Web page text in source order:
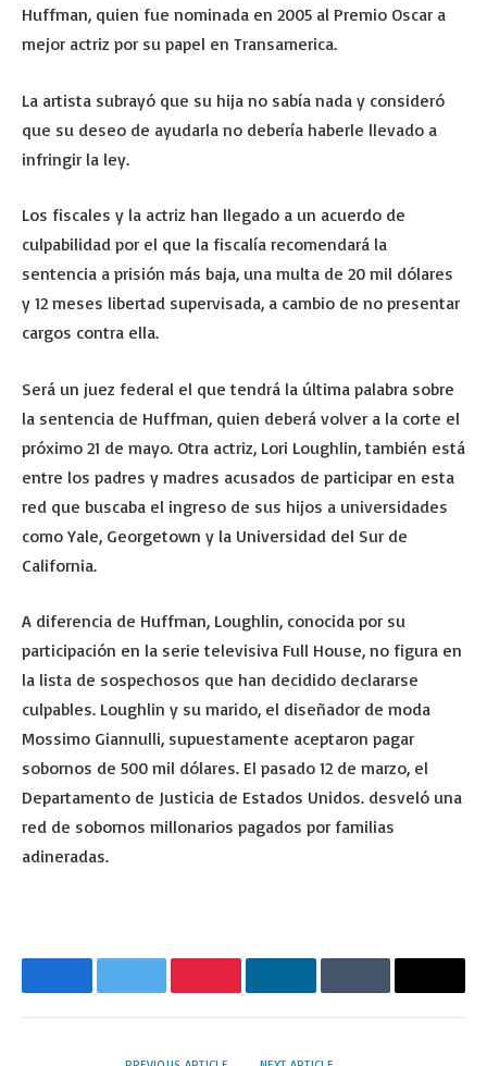
Huffman, quien fue nominada en 2005 al Premio Oscar a
mejor actriz por su papel en Transamerica.
La artista subrayó que su hija no sabía nada y consideró
que su deseo de ayudarla no debería haberle llevado a
infringir la ley.
Los fiscales y la actriz han llegado a un acuerdo de
culpabilidad por el que la fiscalía recomendará la
sentencia a prisión más baja, una multa de 20 mil dólares
y 12 meses libertad supervisada, a cambio de no presentar
cargos contra ella.
Será un juez federal el que tendrá la última palabra sobre
la sentencia de Huffman, quien deberá volver a la corte el
próximo 21 de mayo. Otra actriz, Lori Loughlin, también está
entre los padres y madres acusados de participar en esta
red que buscaba el ingreso de sus hijos a universidades
como Yale, Georgetown y la Universidad del Sur de
California.
A diferencia de Huffman, Loughlin, conocida por su
participación en la serie televisiva Full House, no figura en
la lista de sospechosos que han decidido declararse
culpables. Loughlin y su marido, el diseñador de moda
Mossimo Giannulli, supuestamente aceptaron pagar
sobornos de 500 mil dólares. El pasado 12 de marzo, el
Departamento de Justicia de Estados Unidos. desveló una
red de sobornos millonarios pagados por familias
adineradas.
FacebookTwitter PinterestLinkedInTumblr Email